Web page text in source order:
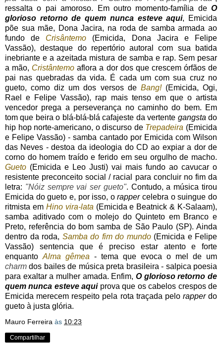
ressalta o pai amoroso. Em outro momento-família de O
glorioso retorno de quem nunca esteve aqui, Emicida
põe sua mãe, Dona Jacira, na roda de samba armada ao
fundo de Crisântemo (Emicida, Dona Jacira e Felipe
Vassão), destaque do repertório autoral com sua batida
inebriante e a azeitada mistura de samba e rap. Sem pesar
a mão, Cristântemo aflora a dor dos que crescem órfãos de
pai nas quebradas da vida. É cada um com sua cruz no
gueto, como diz um dos versos de Bang!(Emicida, Ogi,
Rael e Felipe Vassão), rap mais tenso em que o artista
vencedor prega a perseverança no caminho do bem. Em
tom que beira o blá-blá-blá cafajeste da vertente gangsta do
hip hop norte-americano, o discurso de Trepadeira (Emicida
e Felipe Vassão) - samba cantado por Emicida com Wilson
das Neves - destoa da ideologia do CD ao expiar a dor de
corno do homem traído e ferido em seu orgulho de macho.
Gueto (Emicida e Leo Justi) vai mais fundo ao cavucar o
resistente preconceito social / racial para concluir no fim da
letra: "Nóiz sempre vai ser gueto". Contudo, a música tirou
Emicida do gueto e, por isso, orappercelebra o suingue do
ritmista em Hino vira-lata (Emicida e Beatnick & K-Salaam),
samba aditivado com o molejo do Quinteto em Branco e
Preto, referência do bom samba de São Paulo (SP). Ainda
dentro da roda, Samba do fim do mundo(Emicida e Felipe
Vassão) sentencia que é preciso estar atento e forte
enquanto Alma gêmea - tema que evoca o mel de um
charm dos bailes de música preta brasileira - salpica poesia
para exaltar a mulher amada. Enfim, O glorioso retorno de
quem nunca esteve aqui prova que os cabelos crespos de
Emicida merecem respeito pela rota traçada pelo rapperdo
gueto à justa glória.
Mauro Ferreira às 10:23
Compartilhar